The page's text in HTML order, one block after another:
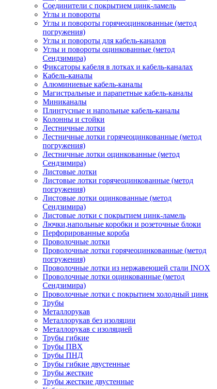
Соединители с покрытием цинк-ламель
Углы и повороты
Углы и повороты горячеоцинкованные (метод
погружения)
Углы и повороты для кабель-каналов
Углы и повороты оцинкованные (метод
Сендзимира)
Фиксаторы кабеля в лотках и кабель-каналах
Кабель-каналы
Алюминиевые кабель-каналы
Магистральные и парапетные кабель-каналы
Миниканалы
Плинтусные и напольные кабель-каналы
Колонны и стойки
Лестничные лотки
Лестничные лотки горячеоцинкованные (метод
погружения)
Лестничные лотки оцинкованные (метод
Сендзимира)
Листовые лотки
Листовые лотки горячеоцинкованные (метод
погружения)
Листовые лотки оцинкованные (метод
Сендзимира)
Листовые лотки с покрытием цинк-ламель
Лючки,напольные коробки и розеточные блоки
Перфорированные короба
Проволочные лотки
Проволочные лотки горячеоцинкованные (метод
погружения)
Проволочные лотки из нержавеющей стали INOX
Проволочные лотки оцинкованные (метод
Сендзимира)
Проволочные лотки с покрытием холодный цинк
Трубы
Металлорукав
Металлорукав без изоляции
Металлорукав с изоляцией
Трубы гибкие
Трубы ПВХ
Трубы ПНД
Трубы гибкие двустенные
Трубы жесткие
Трубы жесткие двустенные